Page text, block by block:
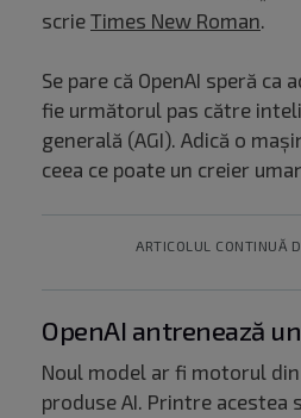
scrie Times New Roman.
Se pare că OpenAI speră ca
fie următorul pas către
generală (AGI). Adică o
ceea ce poate un creier
ARTICOLUL CONTINUĂ
OpenAI antrenează
Noul model ar fi motorul
produse AI. Printre acestea